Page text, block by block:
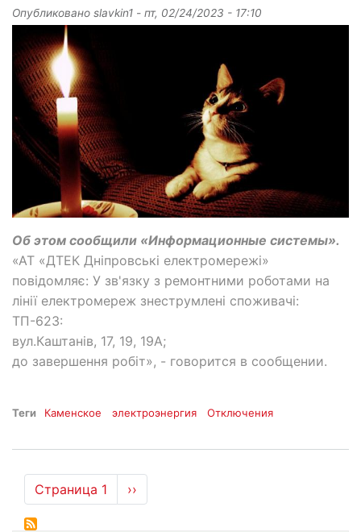
Опубликовано slavkin1 - пт, 02/24/2023 - 17:10
Об этом сообщили «Информационные системы».
«АТ «ДТЕК Дніпровські електромережі»
повідомляє: У зв'язку з ремонтними роботами на
лінії електромереж знеструмлені споживачі:
ТП-623:
вул.Каштанів, 17, 19, 19А;
до завершення робіт», - говорится в сообщении.
Теги Каменское электроэнергия Отключения
Нумерация
страниц
Страница 1
Следующая
страница
››